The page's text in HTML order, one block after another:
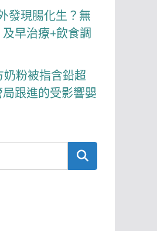
發現腸化生？無
早治療+飲食調
奶粉被指含鉛超
跟進的受影響嬰